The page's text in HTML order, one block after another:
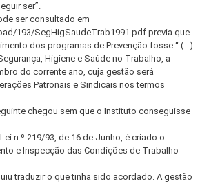
ser”.
ser consultado em
193/SegHigSaudeTrab1991.pdf previa que
dos programas de Prevenção fosse “ (…)
Higiene e Saúde no Trabalho, a
do corrente ano, cuja gestão será
Patronais e Sindicais nos termos
chegou sem que o Instituto conseguisse
n.º 219/93, de 16 de Junho, é criado o
e Inspecção das Condições de Trabalho
traduzir o que tinha sido acordado. A gestão